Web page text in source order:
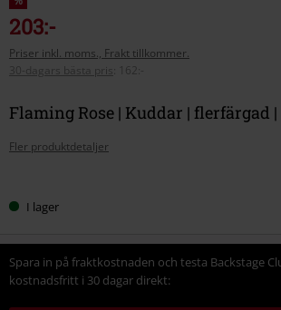
203:-
Priser inkl. moms., Frakt tillkommer.
30-dagars bästa pris
162:-
Flaming Rose | Kuddar | flerfärgad
Fler produktdetaljer
dinI lager
Spara in på fraktkostnaden och testa Backstage
kostnadsfritt i 30 dagar direkt: